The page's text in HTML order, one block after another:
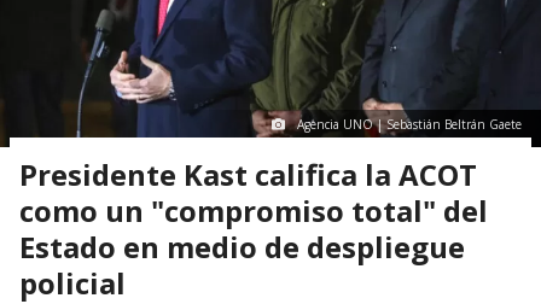
Agencia UNO | Sebastián Beltrán Gaete
Presidente Kast califica la ACOT
como un "compromiso total" del
Estado en medio de despliegue
policial